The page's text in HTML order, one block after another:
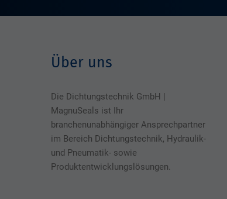
Über uns
Die Dichtungstechnik GmbH |
MagnuSeals ist Ihr
branchenunabhängiger Ansprechpartner
im Bereich Dichtungstechnik, Hydraulik-
und Pneumatik- sowie
Produktentwicklungslösungen.